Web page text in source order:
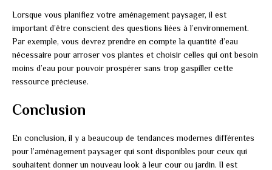
Lorsque vous planifiez votre aménagement paysager, il est
important d’être conscient des questions liées à l’environnement.
Par exemple, vous devrez prendre en compte la quantité d’eau
nécessaire pour arroser vos plantes et choisir celles qui ont besoin
moins d’eau pour pouvoir prospérer sans trop gaspiller cette
ressource précieuse.
Conclusion
En conclusion, il y a beaucoup de tendances modernes différentes
pour l’aménagement paysager qui sont disponibles pour ceux qui
souhaitent donner un nouveau look à leur cour ou jardin. Il est